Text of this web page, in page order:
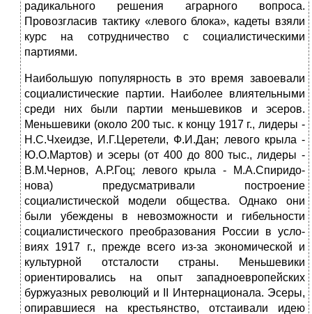
радикального решения аграрного вопроса.
Провозгласив тактику «левого блока», кадеты взяли
курс на сотрудничество с социали­стическими
партиями.
Наибольшую популярность в это время завоевали
со­циалистические партии. Наиболее влиятельными
среди них были партии меньшевиков и эсеров.
Меньшевики (около 200 тыс. к концу 1917 г., лидеры -
Н.С.Чхеидзе, И.Г.Церетели, Ф.И.Дан; левого крыла -
Ю.О.Мартов) и эсеры (от 400 до 800 тыс., лидеры -
В.М.Чернов, А.Р.Гоц; левого крыла - М.А.Спиридо­
нова) предусматривали построение
социалистической модели общества. Однако они
были убеждены в невозможности и ги­бельности
социалистического преобразования России в усло­
виях 1917 г., прежде всего из-за экономической и
культурной отсталости страны. Меньшевики
ориентировались на опыт за­падноевропейских
буржуазных революций и II Интернациона­ла. Эсеры,
опиравшиеся на крестьянство, отстаивали идею